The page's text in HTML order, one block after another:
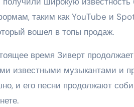
таким как YouTube и
вошел в топы продаж.
время Зиверт
известными музыкантами и
и его песни продолжают